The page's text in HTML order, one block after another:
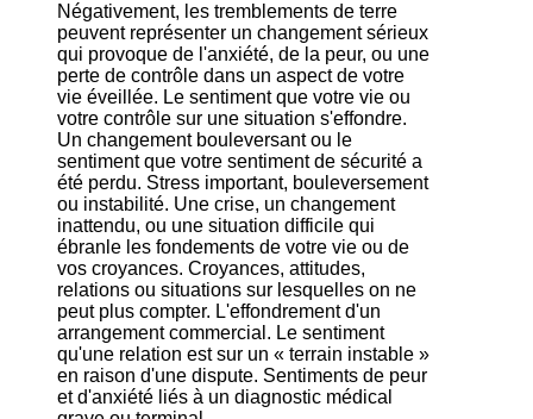
Négativement, les tremblements de terre
peuvent représenter un changement sérieux
qui provoque de l'anxiété, de la peur, ou une
perte de contrôle dans un aspect de votre
vie éveillée. Le sentiment que votre vie ou
votre contrôle sur une situation s'effondre.
Un changement bouleversant ou le
sentiment que votre sentiment de sécurité a
été perdu. Stress important, bouleversement
ou instabilité. Une crise, un changement
inattendu, ou une situation difficile qui
ébranle les fondements de votre vie ou de
vos croyances. Croyances, attitudes,
relations ou situations sur lesquelles on ne
peut plus compter. L'effondrement d'un
arrangement commercial. Le sentiment
qu'une relation est sur un « terrain instable »
en raison d'une dispute. Sentiments de peur
et d'anxiété liés à un diagnostic médical